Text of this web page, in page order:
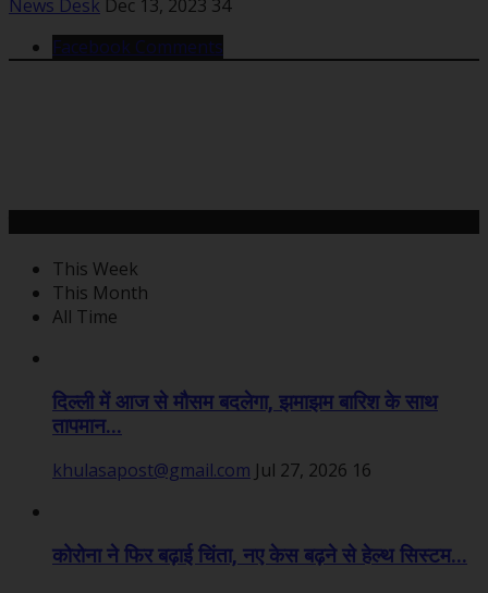
News Desk Dec 13, 2023 34
Facebook Comments
This Week
This Month
All Time
दिल्ली में आज से मौसम बदलेगा, झमाझम बारिश के साथ
तापमान...
khulasapost@gmail.com Jul 27, 2026 16
कोरोना ने फिर बढ़ाई चिंता, नए केस बढ़ने से हेल्थ सिस्टम...